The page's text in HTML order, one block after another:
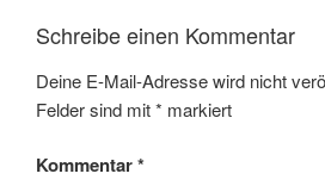
Schreibe einen Kommentar
Deine E-Mail-Adresse wird nicht
Felder sind mit* markiert
Kommentar*